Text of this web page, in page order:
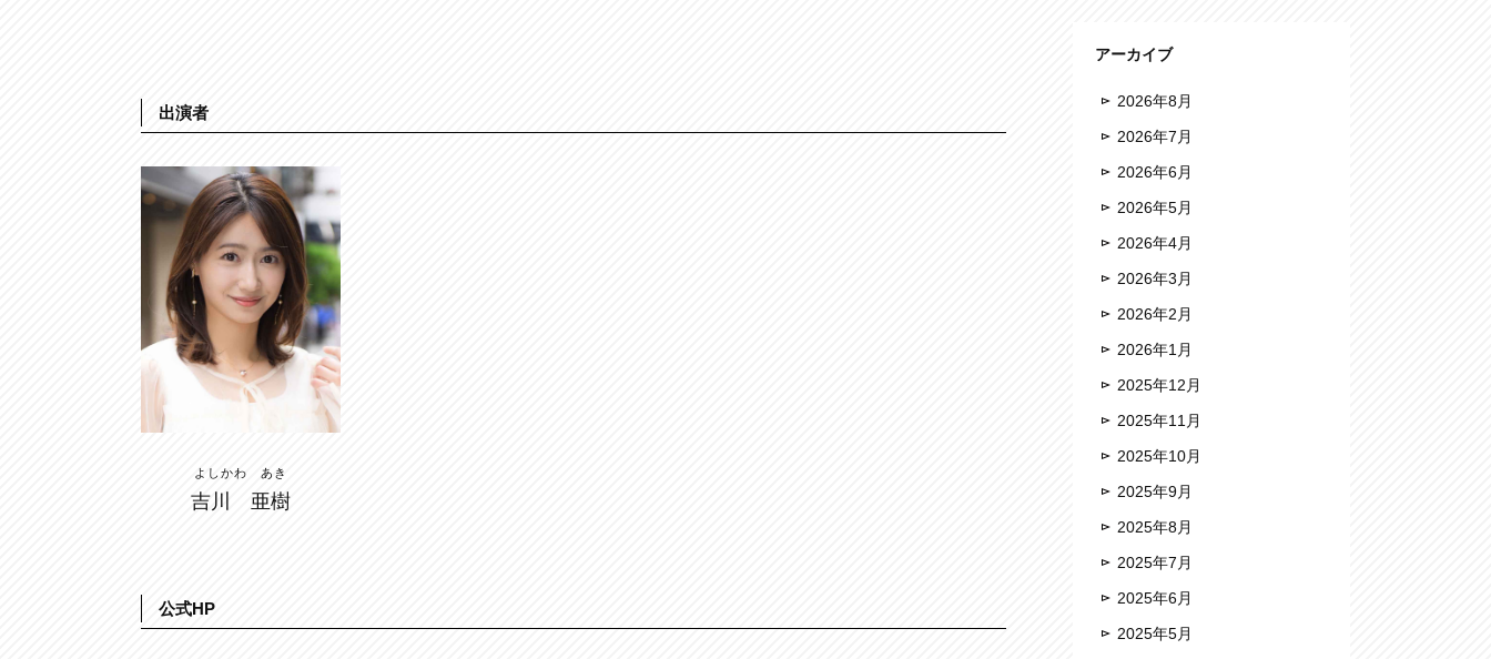
出演者
よしかわ あき
吉川 亜樹
公式HP
アーカイブ
2026年8月
2026年7月
2026年6月
2026年5月
2026年4月
2026年3月
2026年2月
2026年1月
2025年12月
2025年11月
2025年10月
2025年9月
2025年8月
2025年7月
2025年6月
2025年5月